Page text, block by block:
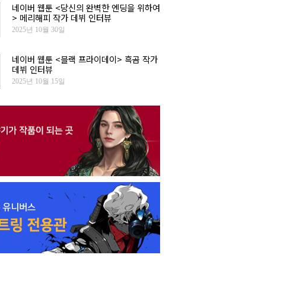
네이버 웹툰 <당신의 완벽한 엔딩을 위하여
> 메리해피 작가 데뷔 인터뷰
2025년 10월 30일
네이버 웹툰 <블랙 프라이데이> 흑곰 작가
데뷔 인터뷰
2025년 10월 15일